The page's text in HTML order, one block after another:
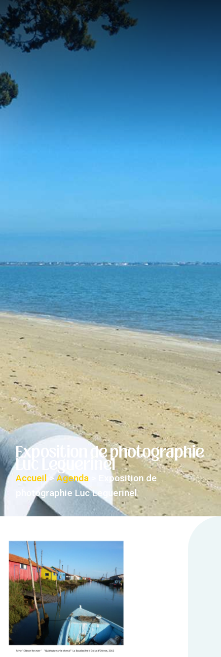
principal
Exposition de photographie
Luc Leguerinel
Accueil >Agenda
Exposition de
photographie Luc Leguerinel